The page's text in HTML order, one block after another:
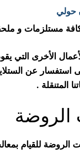
حولي
مستلزمات و
الأخرى التي
المتنقلة .
الروضة
للقيام